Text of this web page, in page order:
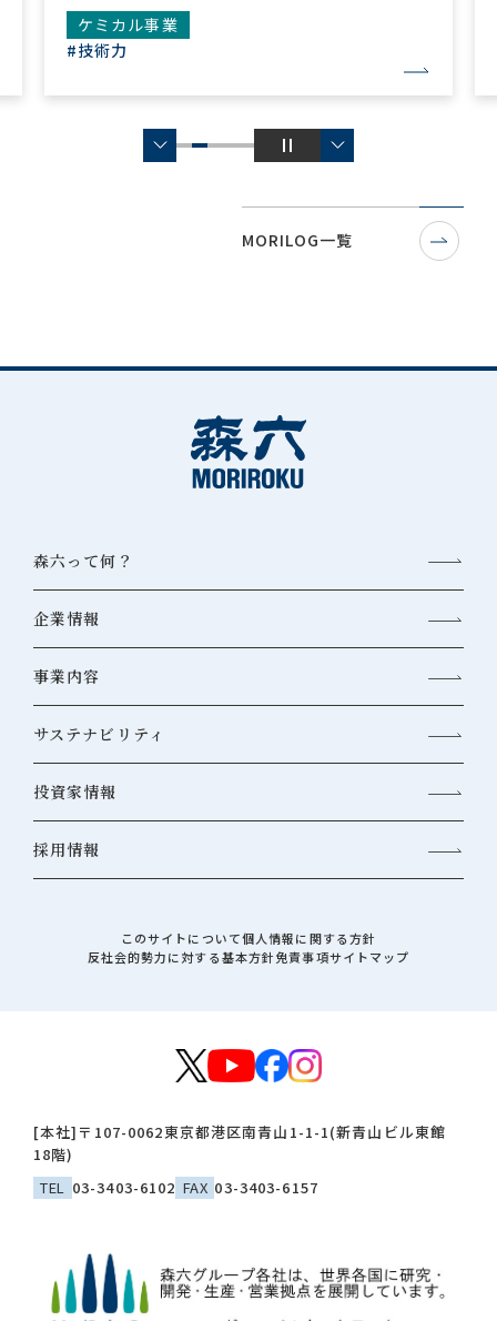
ケミカル事業
#技術力
MORILOG一覧
[本社] 〒107-0062東京都港区南青山1-1-1(新青山ビル東館
18階)
TEL
03-3403-6102 FAX 03-3403-6157
森六って何？
企業情報
事業内容
サステナビリティ
投資家情報
採用情報
このサイトについて個人情報に関する方針
反社会的勢力に対する基本方針免責事項サイトマップ